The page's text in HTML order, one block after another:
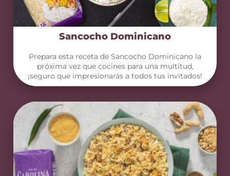
Sancocho Dominicano
Prepara esta receta de Sancocho Dominicano la
próxima vez que cocines para una multitud,
¡seguro que impresionarás a todos tus invitados!